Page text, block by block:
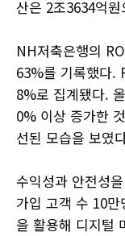
산은 2조3634억
NH저축은행의
63%를 기록했다.
8%로 집계됐다.
0% 이상 증가한
선된 모습을 보였
수익성과 안전성
가입 고객 수 10
을 활용해 디지털